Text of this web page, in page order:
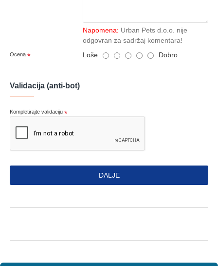
Napomena: Urban Pets d.o.o. nije
odgovran za sadržaj komentara!
Ocena Loše Dobro
Validacija (anti-bot)
Kompletirajte validaciju
DALJE